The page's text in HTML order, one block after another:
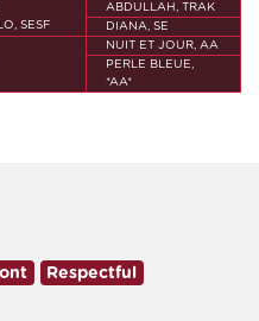
SESF
ABDULLAH, TRAK
DIANA, SE
NUIT ET JOUR, AA
PERLE BLEUE,
*AA*
Respectful